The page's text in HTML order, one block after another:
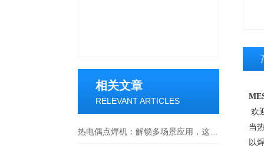
相关文章
RELEVANT ARTICLES
欢
当
以